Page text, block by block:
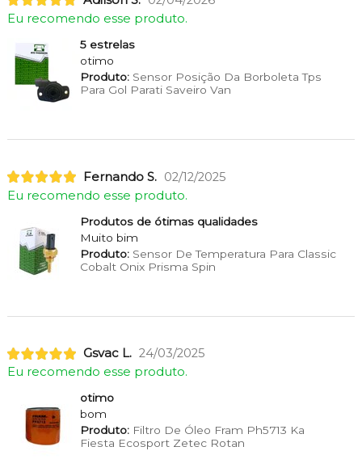
Eu recomendo esse produto.
5 estrelas
otimo
Produto:Sensor Posição Da Borboleta Tps
Para Gol Parati Saveiro Van
Fernando S. 02/12/2025
Eu recomendo esse produto.
Produtos de ótimas qualidades
Muito bim
Produto:Sensor De Temperatura Para Classic
Cobalt Onix Prisma Spin
Gsvac L. 24/03/2025
Eu recomendo esse produto.
otimo
bom
Produto:Filtro De Óleo Fram Ph5713 Ka
Fiesta Ecosport Zetec Rotan